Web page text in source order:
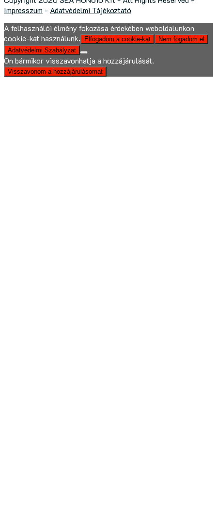
Impresszum - Adatvédelmi Tájékoztató
A felhasználói élmény fokozása érdekében weboldalunkon
cookie-kat használunk.
Elfogadom a cookie-kat
Nem fogadom el
Adatvédelmi Szabályzat
Ön bármikor visszavonhatja a hozzájárulását.
Visszavonom a hozzájárulásomat